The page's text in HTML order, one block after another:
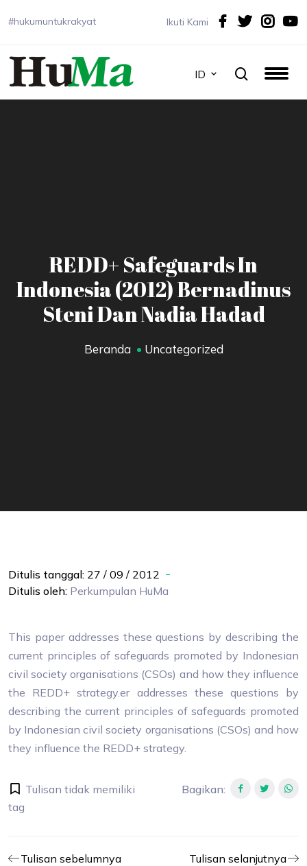
#hukumuntukrakyat Ikuti Kami
ID
REDD+ Safeguards In
Indonesia (2012) Bernadinus
Steni Dan Nadia Hadad
Beranda Uncategorized
Ditulis tanggal: 27 / 09 / 2012
Ditulis oleh: Perkumpulan HuMa
This paper addresses these questions by describing the
current principles of safeguards promoted by Indonesian
civil society organisations (CSOs) and how they influence
the REDD+ strategy.er addresses these questions by
describing the current principles of safeguards promoted
by Indonesian civil society organisations (CSOs) and how
they influence the REDD+ strategy.
Tulisan tidak memiliki
tag
Bagikan:
Tulisan sebelumnya Tulisan selanjutnya